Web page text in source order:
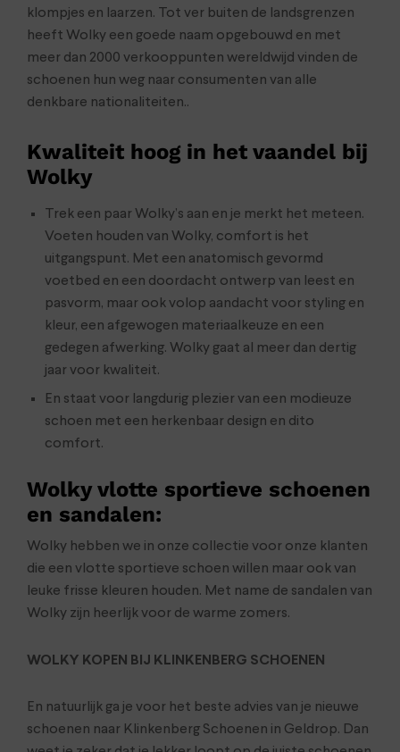
klompjes en laarzen. Tot ver buiten de landsgrenzen
heeft Wolky een goede naam opgebouwd en met
meer dan 2000 verkooppunten wereldwijd vinden de
schoenen hun weg naar consumenten van alle
denkbare nationaliteiten..
Kwaliteit hoog in het vaandel bij
Wolky
Trek een paar Wolky’s aan en je merkt het meteen.
Voeten houden van Wolky, comfort is het
uitgangspunt. Met een anatomisch gevormd
voetbed en een doordacht ontwerp van leest en
pasvorm, maar ook volop aandacht voor styling en
kleur, een afgewogen materiaalkeuze en een
gedegen afwerking. Wolky gaat al meer dan dertig
jaar voor kwaliteit.
En staat voor langdurig plezier van een modieuze
schoen met een herkenbaar design en dito
comfort.
Wolky vlotte sportieve schoenen
en sandalen:
Wolky hebben we in onze collectie voor onze klanten
die een vlotte sportieve schoen willen maar ook van
leuke frisse kleuren houden. Met name de sandalen van
Wolky zijn heerlijk voor de warme zomers.
WOLKY KOPEN BIJ KLINKENBERG SCHOENEN
En natuurlijk ga je voor het beste advies van je nieuwe
schoenen naar Klinkenberg Schoenen in Geldrop. Dan